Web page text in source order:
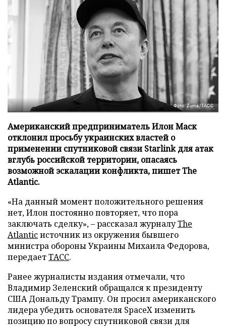
Фото: Zuma/ТАСС
Американский предприниматель Илон Маск
отклонил просьбу украинских властей о
применении спутниковой связи Starlink для атак
вглубь российской территории, опасаясь
возможной эскалации конфликта, пишет The
Atlantic.
«На данный момент положительного решения
нет, Илон постоянно повторяет, что пора
заключать сделку», – рассказал журналуThe
Atlanticисточник из окружения бывшего
министра обороны Украины Михаила Федорова,
передаетТАСС.
Ранее журналисты издания отмечали, что
Владимир Зеленский обращался к президенту
США Дональду Трампу. Он просил американского
лидера убедить основателя SpaceX изменить
позицию по вопросу спутниковой связи для